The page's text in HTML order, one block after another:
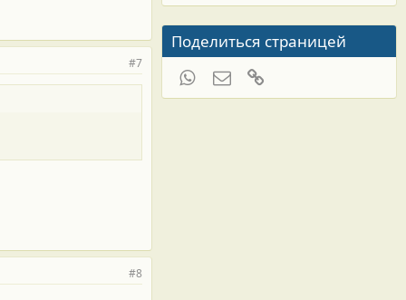
#7
#8
Поделиться страницей
WhatsAppЭлектронная почта